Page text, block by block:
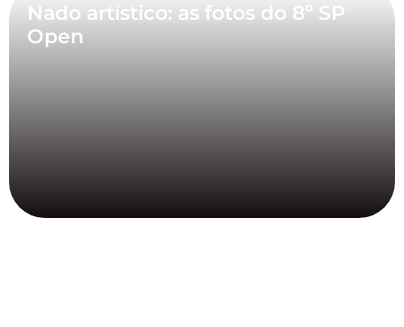
Nado artístico: as fotos do 8º SP
Open